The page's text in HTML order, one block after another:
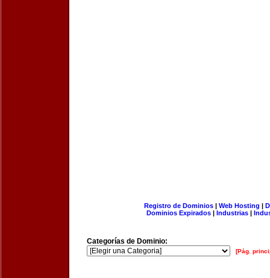
Registro de Dominios| Web Hosting |
Dominios Expirados | Industrias |
Categorías de Dominio:
[Pág.